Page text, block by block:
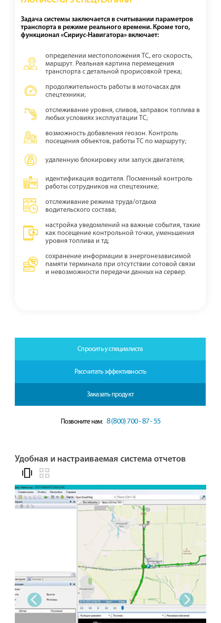
Задача системы заключается в считывании параметров
транспорта в режиме реального времени. Кроме того,
функционал «Сириус-Навигатора» включает:
определении местоположения ТС, его скорость,
маршрут. Реальная картина перемещения
транспорта с детальной прорисовкой трека;
продолжительность работы в моточасах для
спецтехники;
отслеживание уровня, сливов, заправок топлива в
любых условиях эксплуатации ТС;
возможность добавления геозон. Контроль
посещения объектов, работы ТС по маршруту;
удаленную блокировку или запуск двигателя;
идентификация водителя. Посменный контроль
работы сотрудников на спецтехнике;
отслеживание режима труда/отдыха
водительского состава;
настройка уведомлений на важные события, такие
как посещение контрольной точки, уменьшения
уровня топлива и тд;
сохранение информации в энергонезависимой
памяти терминала при отсутствии сотовой связи
и невозможности передачи данных на сервер.
Спросить у специалиста
Рассчитать эффективность
Заказать продукт
Позвоните нам: 8 (800) 700 - 87 - 55
Удобная и настраиваемая система отчетов
‹ ›